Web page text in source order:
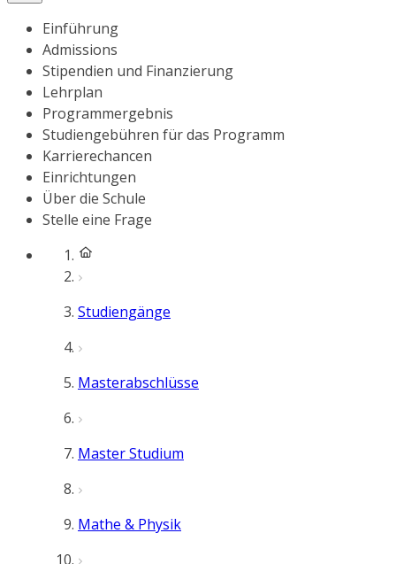
Einführung
Admissions
Stipendien und Finanzierung
Lehrplan
Programmergebnis
Studiengebühren für das Programm
Karrierechancen
Einrichtungen
Über die Schule
Stelle eine Frage
Studiengänge
Masterabschlüsse
Master Studium
Mathe & Physik